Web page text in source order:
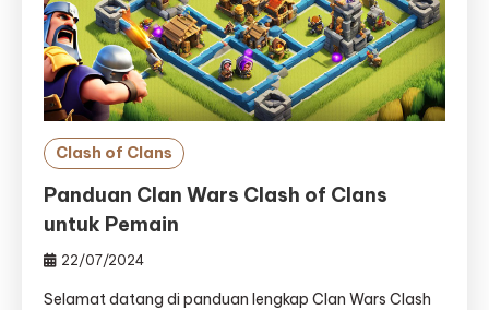
Clash of Clans
Panduan Clan Wars Clash of Clans
untuk Pemain
22/07/2024
Selamat datang di panduan lengkap Clan Wars Clash